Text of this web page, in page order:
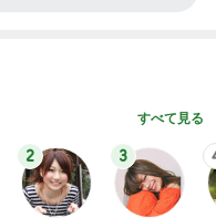
すべて見る
2 3